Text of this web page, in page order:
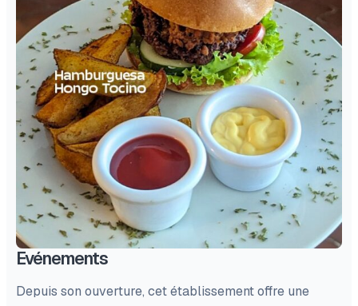
Evénements
Depuis son ouverture, cet établissement offre une